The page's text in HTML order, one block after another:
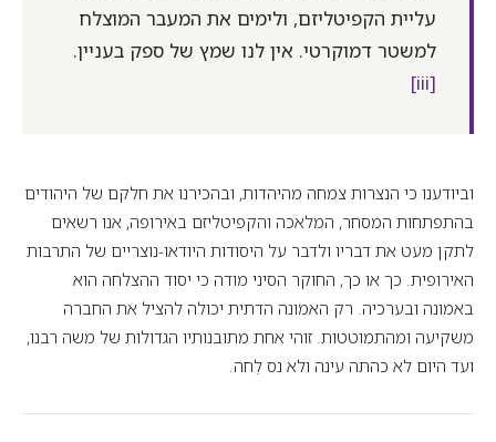
עליית הקפיטליזם, ולימים את המעבר המוצלח
למשטר דמוקרטי. אין לנו שמץ של ספק בעניין.
[iii]
וביודענו כי הנצרות צמחה מהיהדות, ובהכירנו את חלקם של היהודים
בהתפתחות המסחר, המלאכה והקפיטליזם באירופה, אנו רשאים
לתקן מעט את דבריו ולדבר על היסודות היודאו-נוצריים של התרבות
האירופית. כך או כך, החוקר הסיני מודה כי יסוד ההצלחה הוא
באמונה ובערכיה. רק האמונה הדתית יכולה להציל את החברה
משקיעה ומהתמוטטות. זוהי אחת מתובנותיו הגדולות של משה רבנו,
ועד היום לא כהתה עינה ולא נס לֵחה.